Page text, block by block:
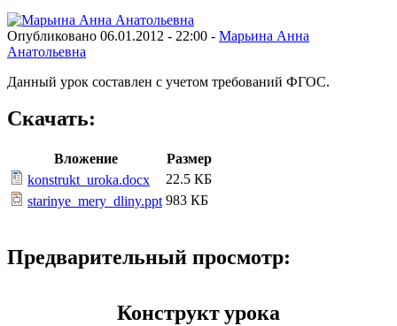
Опубликовано 06.01.2012 - 22:00 - Марьина Анна
Анатольевна
Данный урок составлен с учетом требований ФГОС.
Скачать:
Вложение
Размер
konstrukt_uroka.docx
22.5 КБ
starinye_mery_dliny.ppt 983 КБ
Предварительный просмотр:
Конструкт урока